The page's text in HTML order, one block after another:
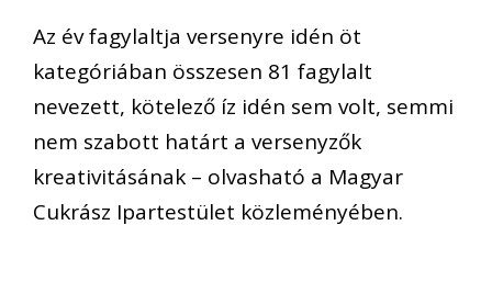
Az év fagylaltja versenyre idén öt
kategóriában összesen 81 fagylalt
nevezett, kötelező íz idén sem volt, semmi
nem szabott határt a versenyzők
kreativitásának – olvasható a Magyar
Cukrász Ipartestület közleményében.